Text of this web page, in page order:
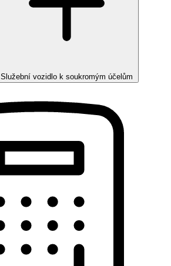
Služební vozidlo k soukromým účelům